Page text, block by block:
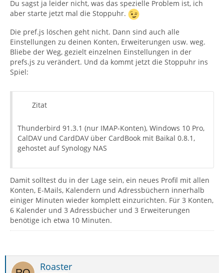
Du sagst ja leider nicht, was das spezielle Problem ist, ich
aber starte jetzt mal die Stoppuhr.
Die pref.js löschen geht nicht. Dann sind auch alle
Einstellungen zu deinen Konten, Erweiterungen usw. weg.
Bliebe der Weg, gezielt einzelnen Einstellungen in der
prefs.js zu verändert. Und da kommt jetzt die Stoppuhr ins
Spiel:
Zitat
Thunderbird 91.3.1 (nur IMAP-Konten), Windows 10 Pro,
CalDAV und CardDAV über CardBook mit Baikal 0.8.1,
gehostet auf Synology NAS
Damit solltest du in der Lage sein, ein neues Profil mit allen
Konten, E-Mails, Kalendern und Adressbüchern innerhalb
einiger Minuten wieder komplett einzurichten. Für 3 Konten,
6 Kalender und 3 Adressbücher und 3 Erweiterungen
benötige ich etwa 10 Minuten.
Roaster